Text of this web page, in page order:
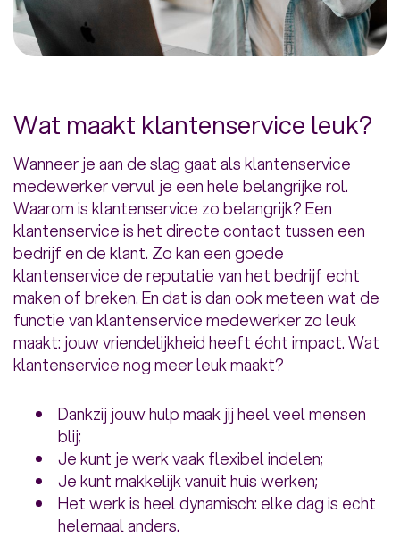
Wat maakt klantenservice leuk?
Wanneer je aan de slag gaat als klantenservice
medewerker vervul je een hele belangrijke rol.
Waarom is klantenservice zo belangrijk? Een
klantenservice is het directe contact tussen een
bedrijf en de klant. Zo kan een goede
klantenservice de reputatie van het bedrijf echt
maken of breken. En dat is dan ook meteen wat de
functie van klantenservice medewerker zo leuk
maakt: jouw vriendelijkheid heeft écht impact. Wat
klantenservice nog meer leuk maakt?
Dankzij jouw hulp maak jij heel veel mensen
blij;
Je kunt je werk vaak flexibel indelen;
Je kunt makkelijk vanuit huis werken;
Het werk is heel dynamisch: elke dag is echt
helemaal anders.